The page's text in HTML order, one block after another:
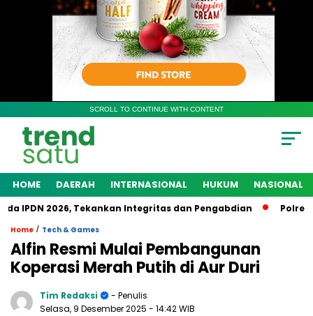
SCROLL TO CONTINUE WITH CONTENT
HOME DAERAH INTERNASIONAL HUKUM NASIONAL
2026, Tekankan Integritas dan Pengabdian Polres
Home / Tech & Games
Alfin Resmi Mulai Pembangunan
Koperasi Merah Putih di Aur Duri
Tim Redaksi
- Penulis
Selasa, 9 Desember 2025 - 14:42 WIB